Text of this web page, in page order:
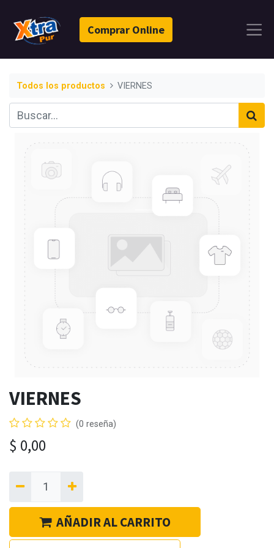
Comprar Online
Todos los productos VIERNES
VIERNES
(0 reseña)
$ 0,00
AÑADIR AL CARRITO